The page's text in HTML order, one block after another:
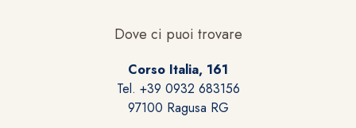
Dove ci puoi trovare
Corso Italia, 161
Tel. +39 0932 683156
97100 Ragusa RG